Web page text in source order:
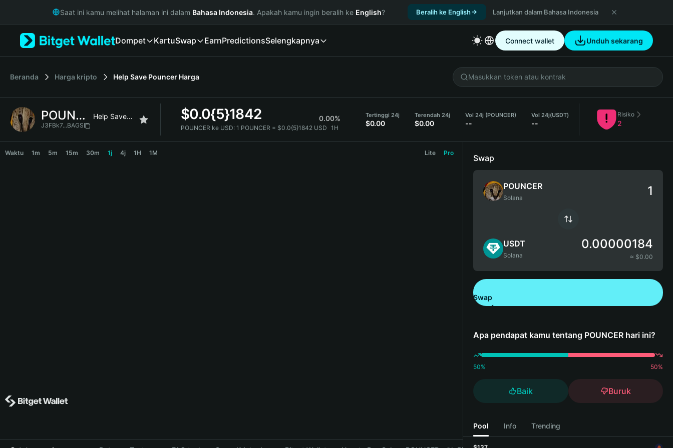
Русский
Italiano
简体中文
繁體中文
Bahasa Indonesia
Saat ini kamu melihat halaman ini dalam Bahasa Indonesia. Apakah kamu ingin beralih ke English? Beralih ke English Lanjutkan dalam Bahasa Indonesia
Dompet KartuSwap EarnPredictionsSelengkapnya Connect wallet Unduh sekarang
Beranda Harga kripto Help Save Pouncer Harga
POUNCER Help Save Pouncer
J3FBk7...BAGS
$0.0{5}1842 0.00%
POUNCER ke USD: 1 POUNCER = $0.0{5}1842 USD 1H
Tertinggi 24j
$0.00
Terendah 24j
$0.00
Vol 24j (POUNCER)
--
Vol 24j(USDT)
--
Risiko
2
Waktu 1m 5m 15m 30m 1j 4j 1H 1M Lite Pro
Swap
POUNCER
Solana
USDT
Solana
0.00000184
≈ $0.00
Swap
Apa pendapat kamu tentang POUNCER hari ini?
50% 50%
Baik Buruk
Pool Info Trending